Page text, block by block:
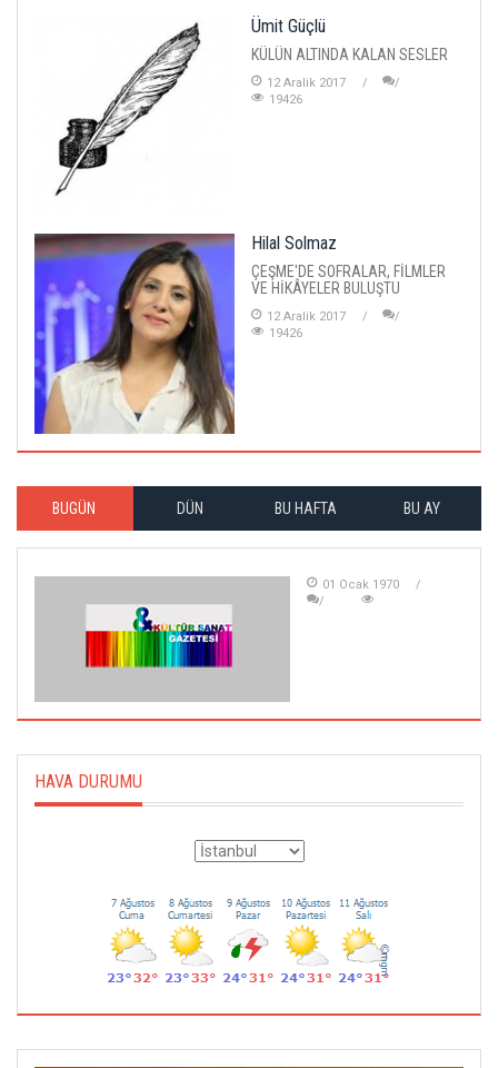
Ümit Güçlü
KÜLÜN ALTINDA KALAN SESLER
12 Aralik 2017
19426
Hilal Solmaz
ÇEŞME'DE SOFRALAR, FİLMLER
VE HİKÂYELER BULUŞTU
12 Aralik 2017
19426
BUGÜN DÜN BU HAFTA BU AY
01 Ocak 1970
HAVA DURUMU